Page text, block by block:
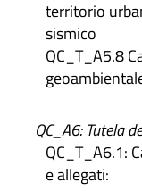
territorio
sismico
QC_T_A5.8
QC_A6: Tutela
QC_T_A6.1:
e allegati: